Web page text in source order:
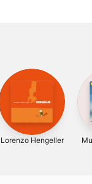
Lorenzo Hengeller